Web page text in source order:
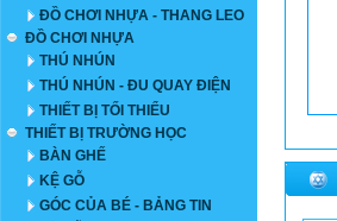
ĐỒ CHƠI NHỰA - THANG LEO
ĐỒ CHƠI NHỰA
THÚ NHÚN
THÚ NHÚN - ĐU QUAY ĐIỆN
THIẾT BỊ TỐI THIỂU
THIẾT BỊ TRƯỜNG HỌC
BÀN GHẾ
KỆ GỖ
GÓC CỦA BÉ - BẢNG TIN